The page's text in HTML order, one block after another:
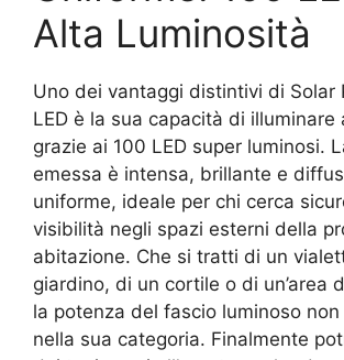
Alta Luminosità
Uno dei vantaggi distintivi di Solar
LED è la sua capacità di illuminare
grazie ai 100 LED super luminosi.
emessa è intensa, brillante e
uniforme, ideale per chi cerca
visibilità negli spazi esterni della
abitazione. Che si tratti di un
giardino, di un cortile o di un’area
la potenza del fascio luminoso non
nella sua categoria. Finalmente